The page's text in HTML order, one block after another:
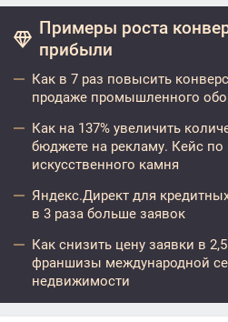
Примеры роста
прибыли
Как в 7 раз повысить
продаже промышленного
Как на 137% увеличить
бюджете на рекламу. Кейс
искусственного камня
Яндекс.Директ для
в 3 раза больше заявок
Как снизить цену заявки в
франшизы международной
недвижимости